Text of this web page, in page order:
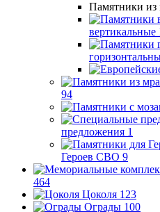
Памятники из
вертикальные
94
предложения 1
Героев СВО 9
464
Цоколя 123
Ограды 100